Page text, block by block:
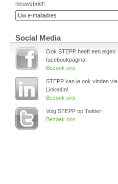
nieuwsbrief!
Social Media
Ook STEPP heeft een eigen
facebookpagina!
Bezoek ons
STEPP kan je ook vinden via
LinkedIn!
Bezoek ons
Volg STEPP op Twitter!
Bezoek ons